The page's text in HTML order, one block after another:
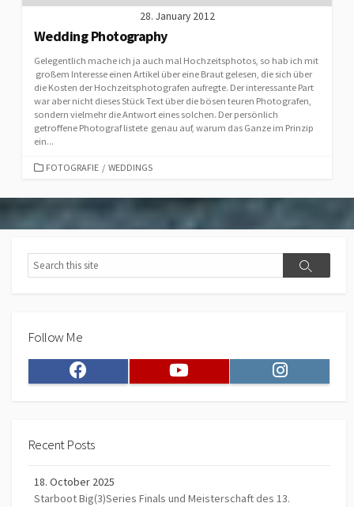
28. January 2012
Wedding Photography
Gelegentlich mache ich ja auch mal Hochzeitsphotos, so hab ich mit
großem Interesse einen Artikel über eine Braut gelesen, die sich über
die Kosten der Hochzeitsphotografen aufregte. Der interessante Part
war aber nicht dieses Stück Text über die bösen teuren Photografen,
sondern vielmehr die Antwort eines solchen. Der persönlich
getroffene Photograf listete genau auf, warum das Ganze im Prinzip
ein...
CATEGORIES
FOTOGRAFIE / WEDDINGS
Search
Search
Follow Me
Facebook Instagram
Recent Posts
18. October 2025
Starboot Big(3)Series Finals und Meisterschaft des 13.